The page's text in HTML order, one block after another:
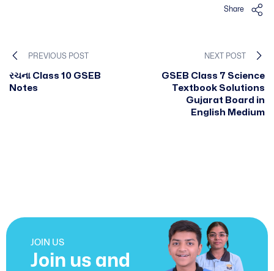
Share
PREVIOUS POST
રચના Class 10 GSEB
Notes
NEXT POST
GSEB Class 7 Science
Textbook Solutions
Gujarat Board in
English Medium
JOIN US
Join us and